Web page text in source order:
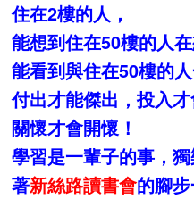
住在2樓的人，
能想到住在50樓的人
能看到與住在50樓的
付出才能傑出，投入才
關懷才會開懷！
學習是一輩子的事，
著新絲路讀書會的腳